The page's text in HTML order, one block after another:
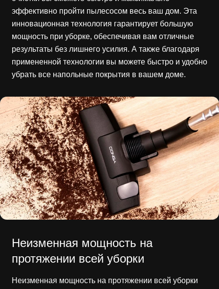
эффективно пройти пылесосом весь ваш дом. Эта
инновационная технология гарантирует большую
мощность при уборке, обеспечивая вам отличные
результаты без лишнего усилия. А также благодаря
примененной технологии вы можете быстро и удобно
убрать все напольные покрытия в вашем доме.
Неизменная мощность на
протяжении всей уборки
Неизменная мощность на протяжении всей уборки